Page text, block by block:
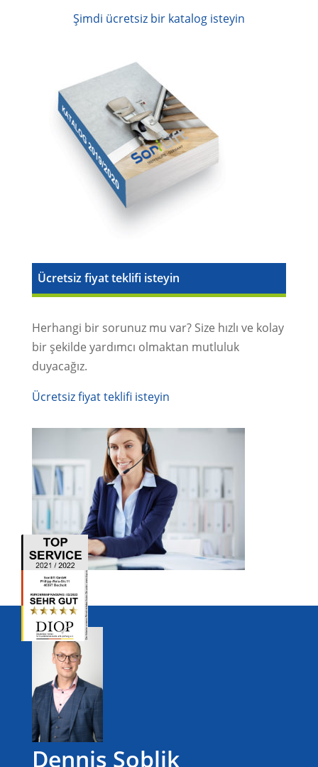
Şimdi ücretsiz bir katalog isteyin
Ücretsiz fiyat teklifi isteyin
Herhangi bir sorunuz mu var? Size hızlı ve kolay
bir şekilde yardımcı olmaktan mutluluk
duyacağız.
Ücretsiz fiyat teklifi isteyin
Dennis Soblik